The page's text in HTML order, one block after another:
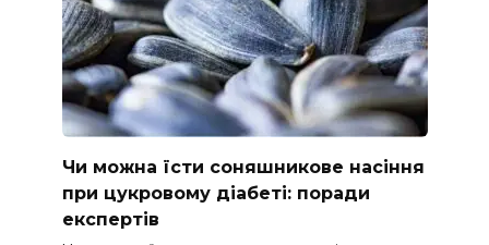
Чи можна їсти соняшникове насіння
при цукровому діабеті: поради
експертів